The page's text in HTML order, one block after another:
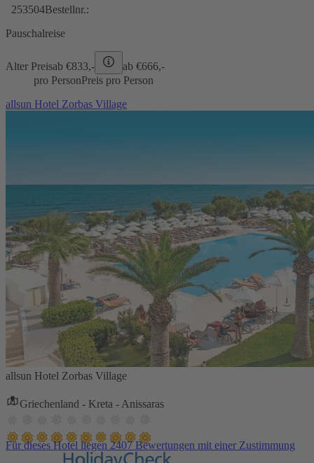
253504Bestellnr.:
Pauschalreise
Alter Preisab €833,- ab €666,-
pro PersonPreis pro Person
allsun Hotel Zorbas Village
allsun Hotel Zorbas Village
Griechenland - Kreta - Anissaras
Für dieses Hotel liegen 2407 Bewertungen mit einer Zustimmung